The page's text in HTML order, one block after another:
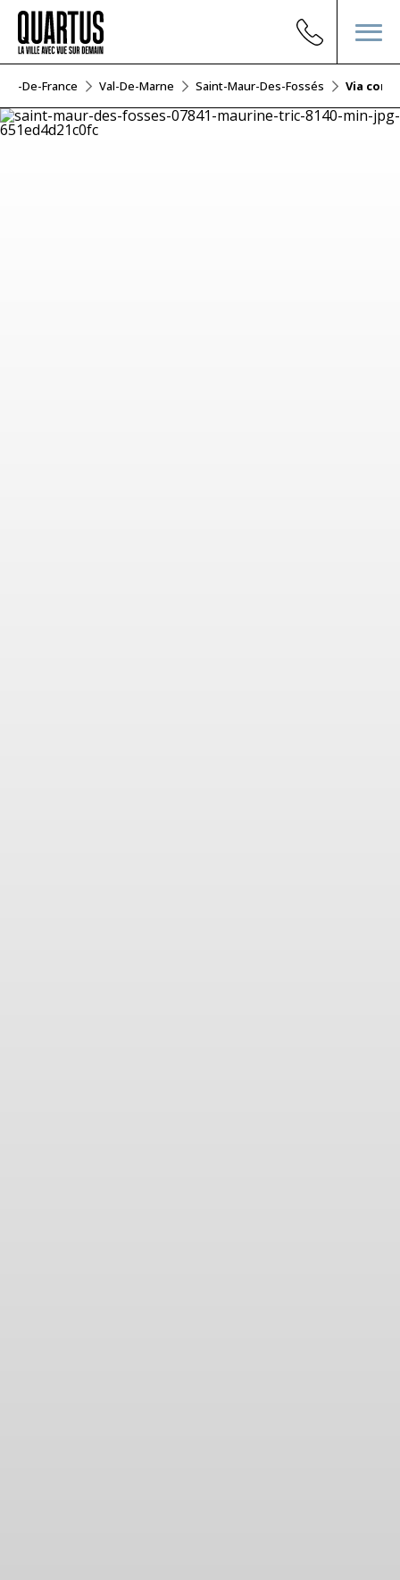
Île-De-France Val-De-Marne Saint-Maur-Des-Fossés Via